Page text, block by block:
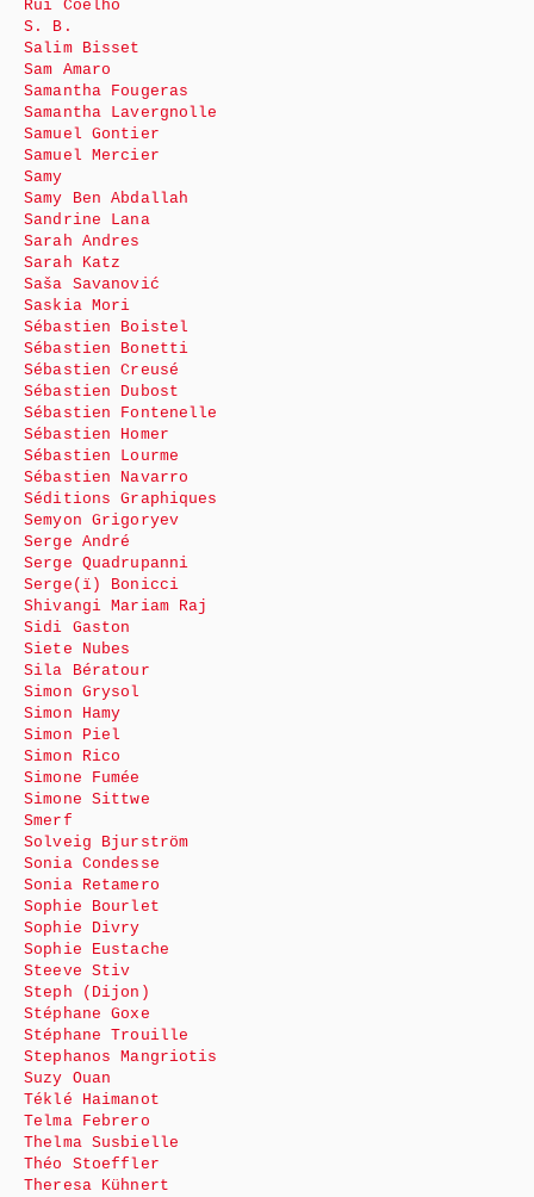
Rui Coelho
S. B.
Salim Bisset
Sam Amaro
Samantha Fougeras
Samantha Lavergnolle
Samuel Gontier
Samuel Mercier
Samy
Samy Ben Abdallah
Sandrine Lana
Sarah Andres
Sarah Katz
Saša Savanović
Saskia Mori
Sébastien Boistel
Sébastien Bonetti
Sébastien Creusé
Sébastien Dubost
Sébastien Fontenelle
Sébastien Homer
Sébastien Lourme
Sébastien Navarro
Séditions Graphiques
Semyon Grigoryev
Serge André
Serge Quadrupanni
Serge(ï) Bonicci
Shivangi Mariam Raj
Sidi Gaston
Siete Nubes
Sila Bératour
Simon Grysol
Simon Hamy
Simon Piel
Simon Rico
Simone Fumée
Simone Sittwe
Smerf
Solveig Bjurström
Sonia Condesse
Sonia Retamero
Sophie Bourlet
Sophie Divry
Sophie Eustache
Steeve Stiv
Steph (Dijon)
Stéphane Goxe
Stéphane Trouille
Stephanos Mangriotis
Suzy Ouan
Téklé Haimanot
Telma Febrero
Thelma Susbielle
Théo Stoeffler
Theresa Kühnert